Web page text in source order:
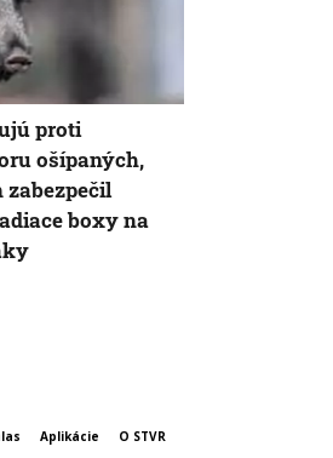
proti
ošípaných,
boxy na
Aplikácie O STVR